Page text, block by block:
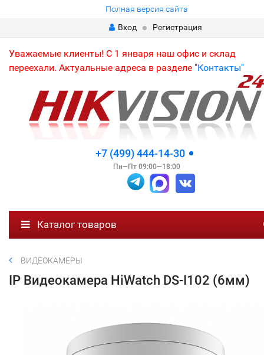
Полная версия сайта
Вход
Регистрация
Уважаемые клиенты! С 1 января наш офис и склад
переехали. Актуальные адреса в разделе "Контакты"
+7 (499) 444-14-30
Пн—Пт 09:00—18:00
Каталог товаров
ВИДЕОКАМЕРЫ
IP Видеокамера HiWatch DS-I102 (6мм)